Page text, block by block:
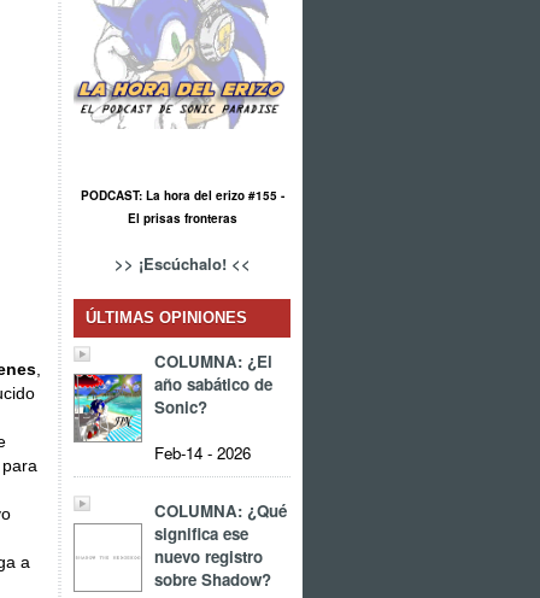
para
a
PODCAST: La hora del erizo #155 -
El prisas fronteras
>> ¡Escúchalo! <<
ÚLTIMAS OPINIONES
COLUMNA: ¿El
año sabático de
Sonic?
Feb-14 - 2026
COLUMNA: ¿Qué
significa ese
nuevo registro
sobre Shadow?